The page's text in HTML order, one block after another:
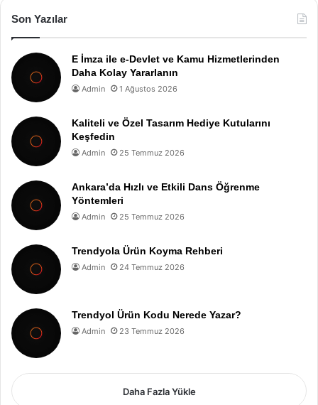
Son Yazılar
E İmza ile e-Devlet ve Kamu Hizmetlerinden
Daha Kolay Yararlanın
Admin 1 Ağustos 2026
Kaliteli ve Özel Tasarım Hediye Kutularını
Keşfedin
Admin 25 Temmuz 2026
Ankara’da Hızlı ve Etkili Dans Öğrenme
Yöntemleri
Admin 25 Temmuz 2026
Trendyola Ürün Koyma Rehberi
Admin 24 Temmuz 2026
Trendyol Ürün Kodu Nerede Yazar?
Admin 23 Temmuz 2026
Daha Fazla Yükle